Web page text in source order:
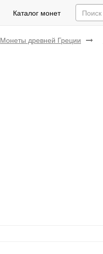
Каталог монет
Монеты древней Греции